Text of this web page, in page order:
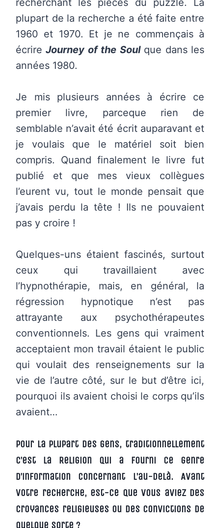
recherchant les pièces du puzzle. La
plupart de la recherche a été faite entre
1960 et 1970. Et je ne commençais à
écrireJourney of the Soulque dans les
années 1980.
Je mis plusieurs années à écrire ce
premier livre, parceque rien de
semblable n’avait été écrit auparavant et
je voulais que le matériel soit bien
compris. Quand finalement le livre fut
publié et que mes vieux collègues
l’eurent vu, tout le monde pensait que
j’avais perdu la tête ! Ils ne pouvaient
pas y croire !
Quelques-uns étaient fascinés, surtout
ceux qui travaillaient avec
l’hypnothérapie, mais, en général, la
régression hypnotique n’est pas
attrayante aux psychothérapeutes
conventionnels. Les gens qui vraiment
acceptaient mon travail étaient le public
qui voulait des renseignements sur la
vie de l’autre côté, sur le but d’être ici,
pourquoi ils avaient choisi le corps qu’ils
avaient…
Pour la plupart des gens, traditionnellement
c’est la Religion qui a fourni ce genre
d’information concernant l’au-delà. Avant
votre recherche, est-ce que vous aviez des
croyances religieuses ou des convictions de
quelque sorte ?